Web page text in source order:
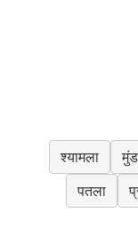
श्यामला
पतला